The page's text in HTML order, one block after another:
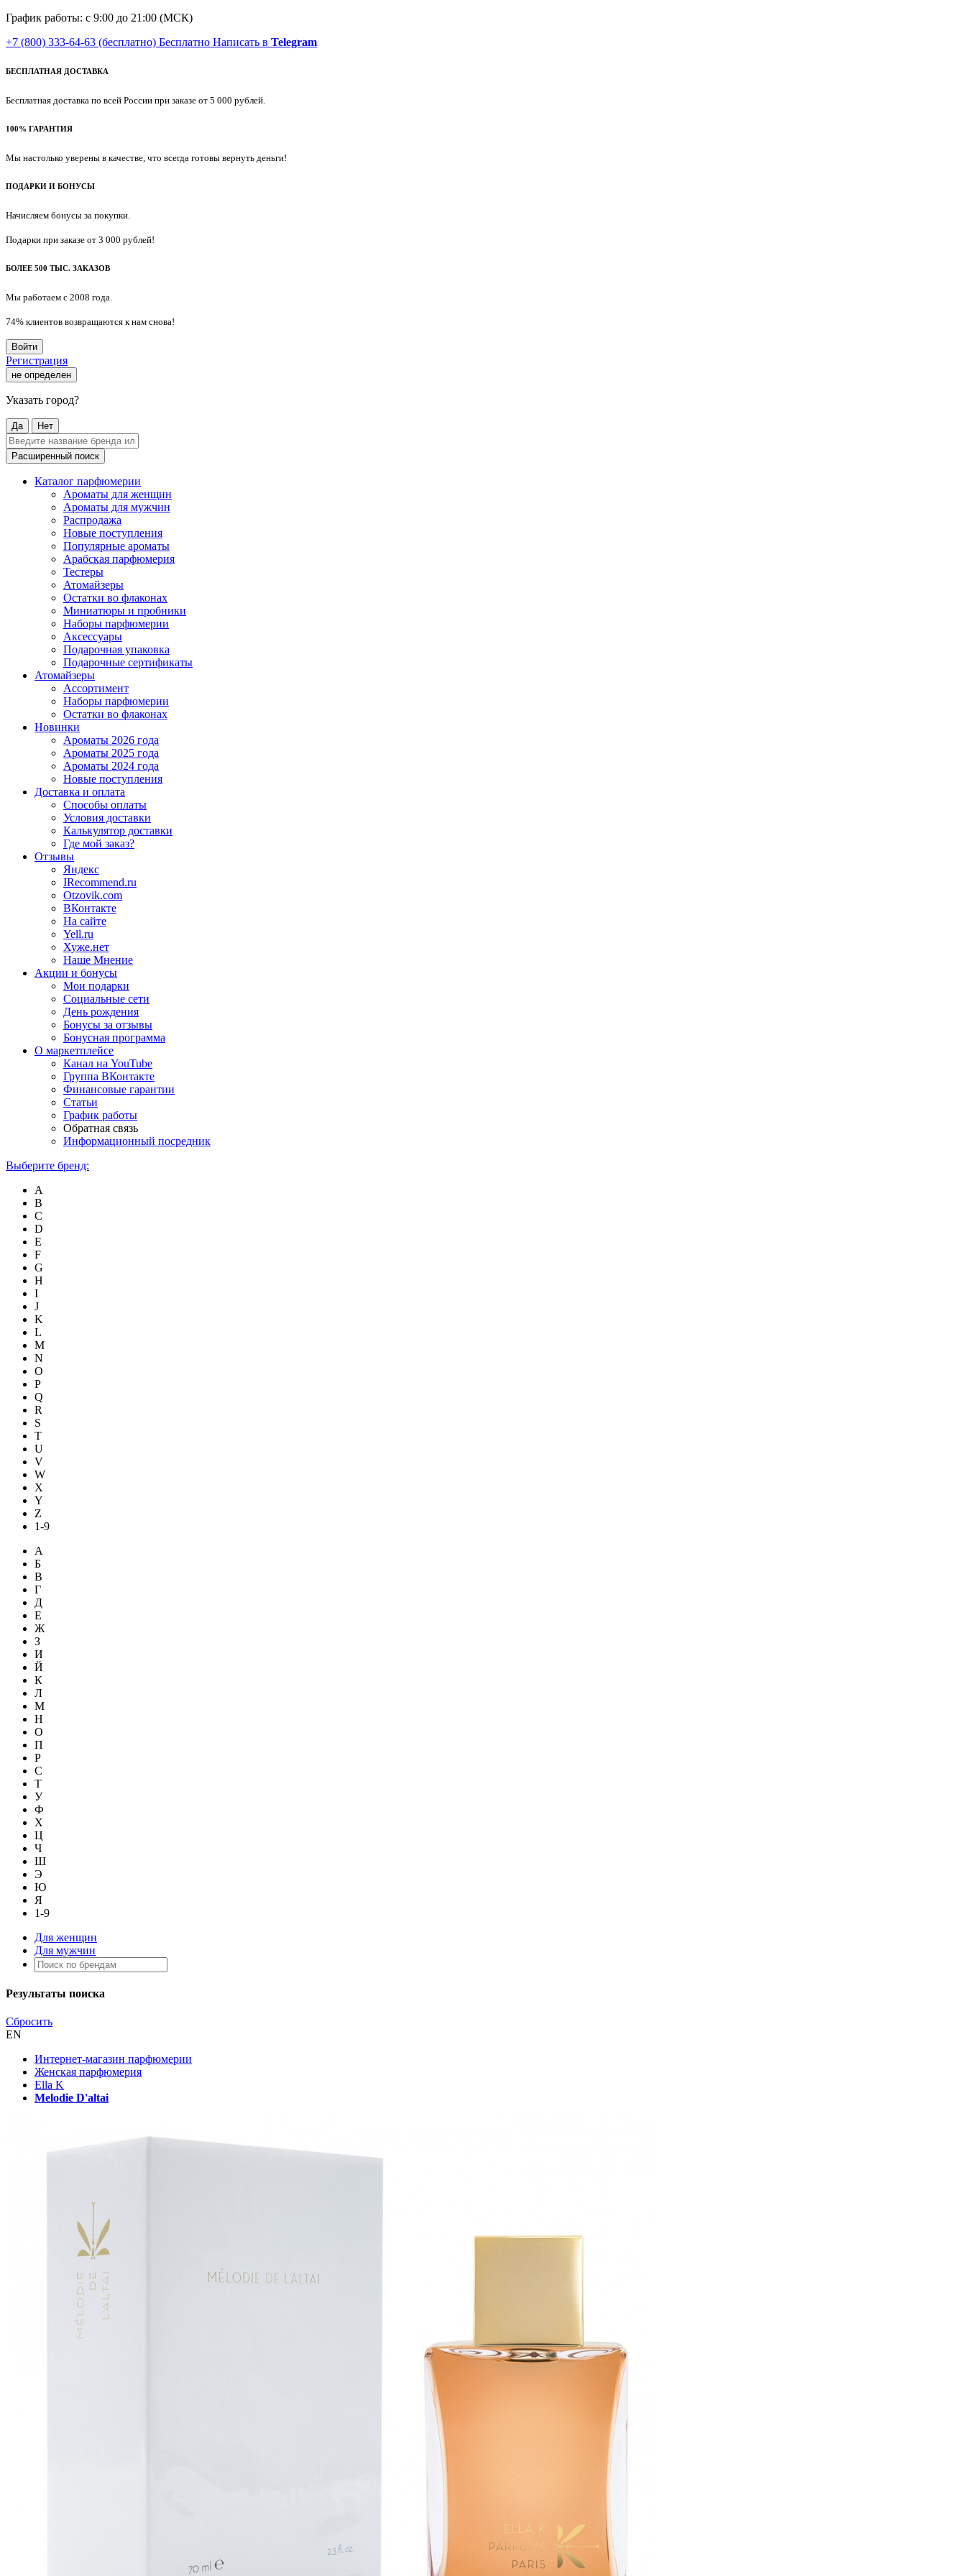
График работы: с 9:00 до 21:00 (МСК)
+7 (800) 333-64-63 (бесплатно) Бесплатно Написать в Telegram
БЕСПЛАТНАЯ ДОСТАВКА
Бесплатная доставка по всей России при заказе от 5 000 рублей.
100% ГАРАНТИЯ
Мы настолько уверены в качестве, что всегда готовы вернуть деньги!
ПОДАРКИ И БОНУСЫ
Начисляем бонусы за покупки.
Подарки при заказе от 3 000 рублей!
БОЛЕЕ 500 ТЫС. ЗАКАЗОВ
Мы работаем с 2008 года.
74% клиентов возвращаются к нам снова!
Войти
Регистрация
не определен
Указать город?
Да Нет
Расширенный поиск
Каталог парфюмерии
Ароматы для женщин
Ароматы для мужчин
Распродажа
Новые поступления
Популярные ароматы
Арабская парфюмерия
Тестеры
Атомайзеры
Остатки во флаконах
Миниатюры и пробники
Наборы парфюмерии
Аксессуары
Подарочная упаковка
Подарочные сертификаты
Атомайзеры
Ассортимент
Наборы парфюмерии
Остатки во флаконах
Новинки
Ароматы 2026 года
Ароматы 2025 года
Ароматы 2024 года
Новые поступления
Доставка и оплата
Способы оплаты
Условия доставки
Калькулятор доставки
Где мой заказ?
Отзывы
Яндекс
IRecommend.ru
Otzovik.com
ВКонтакте
На сайте
Yell.ru
Хуже.нет
Наше Мнение
Акции и бонусы
Мои подарки
Социальные сети
День рождения
Бонусы за отзывы
Бонусная программа
О маркетплейсе
Канал на YouTube
Группа ВКонтакте
Финансовые гарантии
Статьи
График работы
Обратная связь
Информационный посредник
Выберите бренд:
A
B
C
D
E
F
G
H
I
J
K
L
M
N
O
P
Q
R
S
T
U
V
W
X
Y
Z
1-9
А
Б
В
Г
Д
Е
Ж
З
И
Й
К
Л
М
Н
О
П
Р
С
Т
У
Ф
Х
Ц
Ч
Ш
Э
Ю
Я
1-9
Для женщин
Для мужчин
Результаты поиска
Сбросить
EN
Интернет-магазин парфюмерии
Женская парфюмерия
Ella K
Melodie D'altai